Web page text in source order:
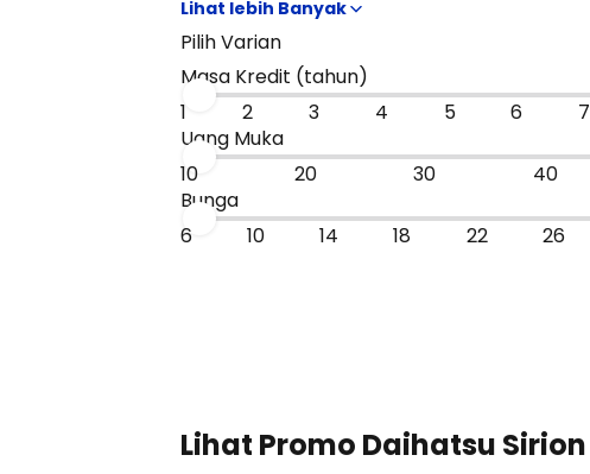
Pilih Varian
Masa Kredit (tahun)
1
2 3 4 5 6 7
Uang Muka
10
20 30 40
Bunga
6
10 14 18 22 26
Lihat Promo Daihatsu Sirion